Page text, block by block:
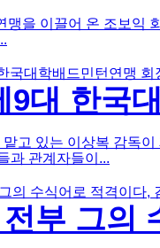
맹을 이끌어 온 조보
대 한국
고 있는 이상복 감독
과 관계자들이...
부 그의